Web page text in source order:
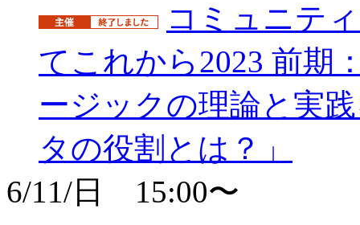
コミュニテ
てこれから2023 前期
ージックの理論と実
タの役割とは？」
6/11/日 15:00〜